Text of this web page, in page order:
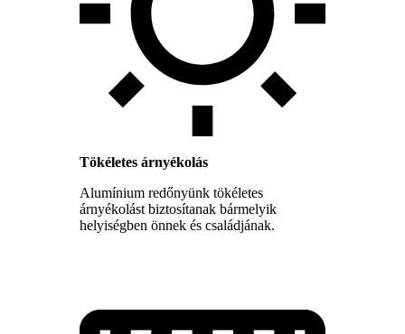
Tökéletes árnyékolás
Alumínium redőnyünk tökéletes
árnyékolást biztosítanak bármelyik
helyiségben önnek és családjának.